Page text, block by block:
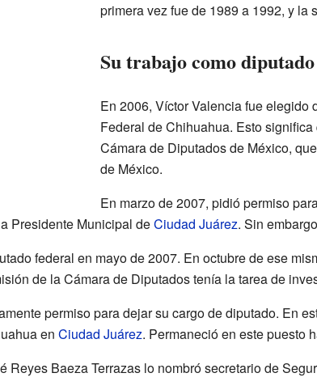
primera vez fue de 1989 a 1992, y la
Su trabajo como
En 2006, Víctor Valencia fue elegido
Federal de Chihuahua. Esto
Cámara de Diputados de México,
de México.
En marzo de 2007, pidió permiso
Presidente Municipal deCiudad Juárez. Sin
federal en mayo de 2007. En octubre de ese
de la Cámara de Diputados tenía la tarea de
permiso para dejar su cargo de diputado. En
en Ciudad Juárez. Permaneció en este puesto
Reyes Baeza Terrazas lo nombró secretario de